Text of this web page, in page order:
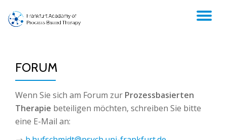
Skip
FORUM
Wenn Sie sich am Forum zur Prozessbasierten
Therapie beteiligen möchten, schreiben Sie bitte
eine E-Mail an: